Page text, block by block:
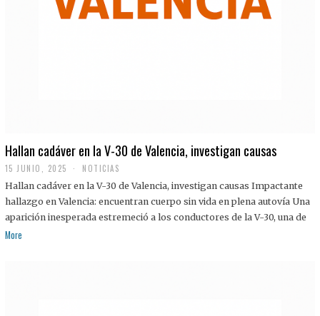
Hallan cadáver en la V-30 de Valencia, investigan causas
15 JUNIO, 2025 NOTICIAS
Hallan cadáver en la V-30 de Valencia, investigan causas Impactante
hallazgo en Valencia: encuentran cuerpo sin vida en plena autovía Una
aparición inesperada estremeció a los conductores de la V-30, una de
More